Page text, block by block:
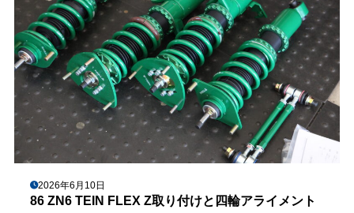
2026年6月10日
86 ZN6 TEIN FLEX Z取り付けと四輪アライメント